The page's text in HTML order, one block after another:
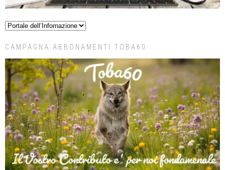
CAMPAGNA ABBONAMENTI TOBA60